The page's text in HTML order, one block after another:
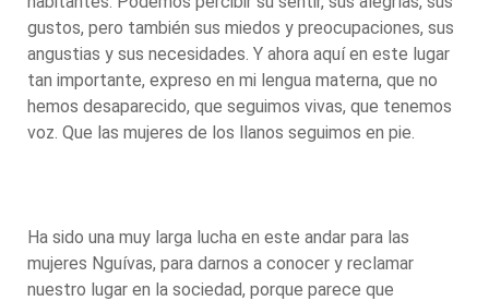
gustos, pero también sus miedos y preocupaciones, sus
angustias y sus necesidades. Y ahora aquí en este lugar
tan importante, expreso en mi lengua materna, que no
hemos desaparecido, que seguimos vivas, que tenemos
voz. Que las mujeres de los llanos seguimos en pie.
Ha sido una muy larga lucha en este andar para las
mujeres Nguívas, para darnos a conocer y reclamar
nuestro lugar en la sociedad, porque parece que